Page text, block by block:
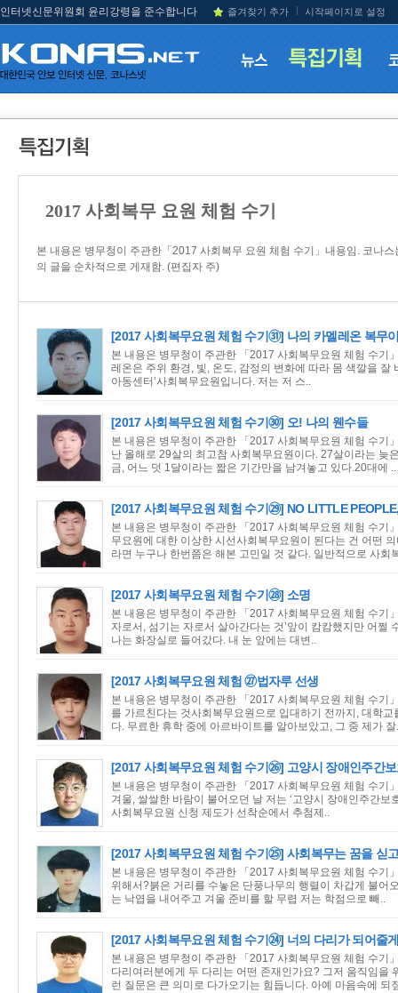
인터넷신문위원회 윤리강령을 준수합니다 즐겨찾기 추가 시작페이지로 설정
2017 사회복무 요원 체험 수기
본 내용은 병무청이 주관한「2017 사회복무 요원 체험 수기」내용임. 코나
의 글을 순차적으로 게재함. (편집자 주)
[2017 사회복무요원 체험 수기㉛] 나의 카멜레온 복무
본 내용은 병무청이 주관한 「2017 사회복무요원 체험 수기
레온은 주위 환경, 빛, 온도, 감정의 변화에 따라 몸 색깔을 잘
아동센터’사회복무요원입니다. 저는 저 스..
[2017 사회복무요원 체험 수기㉚] 오! 나의 웬수들
본 내용은 병무청이 주관한 「2017 사회복무요원 체험 수기
난 올해로 29살의 최고참 사회복무요원이다. 27살이라는 늦
금, 어느 덧 1달이라는 짧은 기간만을 남겨놓고 있다.20대에 ..
[2017 사회복무요원 체험 수기㉙] NO LITTLE
본 내용은 병무청이 주관한 「2017 사회복무요원 체험 수기
무요원에 대한 이상한 시선사회복무요원이 된다는 건 어떤
라면 누구나 한번쯤은 해본 고민일 것 같다. 일반적으로 사회
[2017 사회복무요원 체험 수기㉘] 소명
본 내용은 병무청이 주관한 「2017 사회복무요원 체험 수기
자로서, 섬기는 자로서 살아간다는 것’앞이 캄캄했지만 어쩔
나는 화장실로 들어갔다. 내 눈 앞에는 대변..
[2017 사회복무요원 체험 ㉗법자루 선생
본 내용은 병무청이 주관한 「2017 사회복무요원 체험 수기
를 가르친다는 것사회복무요원으로 입대하기 전까지, 대학
다. 무료한 휴학 중에 아르바이트를 알아보았고, 그 중 제가 잘
[2017 사회복무요원 체험 수기㉖] 고양시 장애인주간
본 내용은 병무청이 주관한 「2017 사회복무요원 체험 수기
겨울, 쌀쌀한 바람이 불어오던 날 저는 ‘고양시 장애인주간
사회복무요원 신청 제도가 선착순에서 추첨제..
[2017 사회복무요원 체험 수기㉕] 사회복무는 꿈을 싣
본 내용은 병무청이 주관한 「2017 사회복무요원 체험 수기
위해서?붉은 거리를 수놓은 단풍나무의 행렬이 차갑게 불어
는 낙엽을 내어주고 겨울 준비를 할 무렵 저는 학점으로 빼..
[2017 사회복무요원 체험 수기㉔] 너의 다리가 되어줄
본 내용은 병무청이 주관한 「2017 사회복무요원 체험 수기
다리여러분에게 두 다리는 어떤 존재인가요? 그저 움직임을
런 질문은 큰 의미로 다가오기는 힘듭니다. 아예 마음속에 되